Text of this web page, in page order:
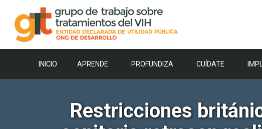
contenido
INICIO APRENDE PROFUNDIZA CUÍDATE
Restricciones